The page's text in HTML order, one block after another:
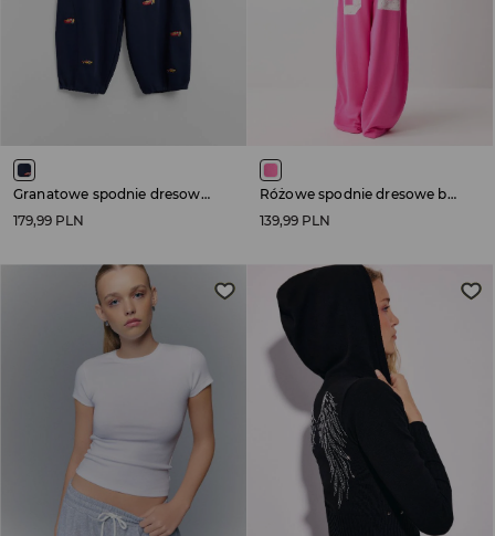
Granatowe spodnie dresowe z haftem Auta
179,99 PLN
Różowe spodnie dresowe barrel fit z nadrukiem 02
139,99 PLN